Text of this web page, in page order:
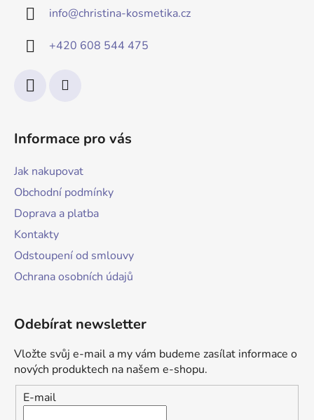
info@christina-kosmetika.cz
+420 608 544 475
Informace pro vás
Jak nakupovat
Obchodní podmínky
Doprava a platba
Kontakty
Odstoupení od smlouvy
Ochrana osobních údajů
Odebírat newsletter
Vložte svůj e-mail a my vám budeme zasílat informace o
nových produktech na našem e-shopu.
E-mail